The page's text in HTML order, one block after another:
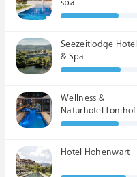
spa
Seezeitlodge Hotel
& Spa
Wellness &
Naturhotel Tonihof
****S
Hotel Hohenwart